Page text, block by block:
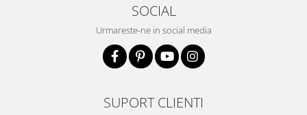
SOCIAL
Urmareste-ne in social media
SUPORT CLIENTI